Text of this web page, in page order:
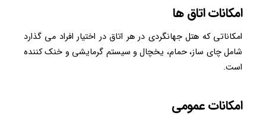
امکانات اتاق ها
امکاناتی که هتل جهانگردی در هر اتاق در اختیار افراد می گذارد
شامل چای ساز، حمام، یخچال و سیستم گرمایشی و خنک کننده
است.
امکانات عمومی